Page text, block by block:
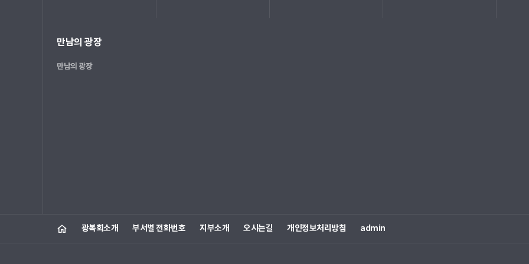
만남의 광장
만남의 광장
광복회소개 부서별 전화번호 지부소개 오시는길 개인정보처리방침 admin